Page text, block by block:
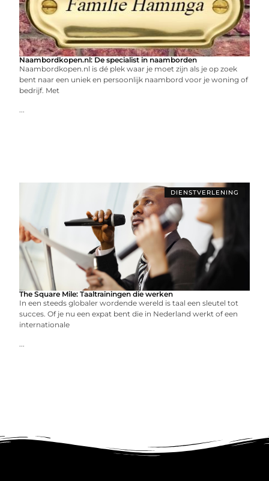
Naambordkopen.nl: De specialist in naamborden
Naambordkopen.nl is dé plek waar je moet zijn als je op zoek
bent naar een uniek en persoonlijk naambord voor je woning of
bedrijf. Met
...
DIENSTVERLENING
The Square Mile: Taaltrainingen die werken
In een steeds globaler wordende wereld is taal een sleutel tot
succes. Of je nu een expat bent die in Nederland werkt of een
internationale
...